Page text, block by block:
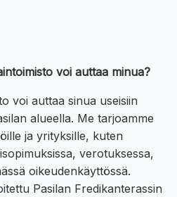
voi auttaa minua?
voi auttaa sinua useisiin
alueella. Me tarjoamme
ja yrityksille, kuten
verotuksessa,
oikeudenkäyttössä.
Pasilan Fredikanterassin